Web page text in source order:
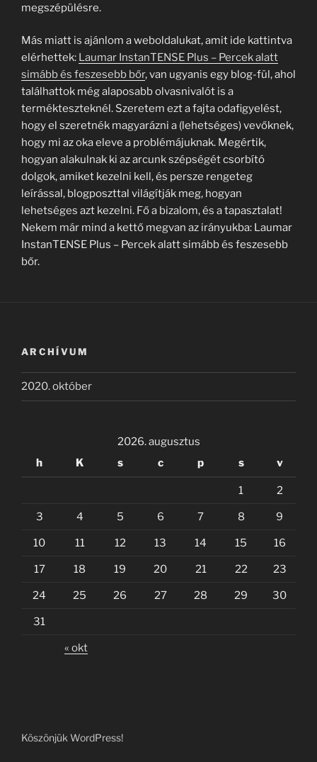
megszépülésre.
Más miatt is ajánlom a weboldalukat, amit ide kattintva
elérhettek: Laumar InstanTENSE Plus – Percek alatt
simább és feszesebb bőr, van ugyanis egy blog-fül, ahol
találhattok még alaposabb olvasnivalót is a
termékteszteknél. Szeretem ezt a fajta odafigyelést,
hogy el szeretnék magyarázni a (lehetséges) vevőknek,
hogy mi az oka eleve a problémájuknak. Megértik,
hogyan alakulnak ki az arcunk szépségét csorbító
dolgok, amiket kezelni kell, és persze rengeteg
leírással, blogposzttal világítják meg, hogyan
lehetséges azt kezelni. Fő a bizalom, és a tapasztalat!
Nekem már mind a kettő megvan az irányukba: Laumar
InstanTENSE Plus – Percek alatt simább és feszesebb
bőr.
ARCHÍVUM
2020. október
2026. augusztus
h
K s c p s v
1 2
3 4 5 6 7 8 9
10 11 12 13 14 15 16
17 18 19 20 21 22 23
24 25 26 27 28 29 30
31
« okt
Köszönjük WordPress!